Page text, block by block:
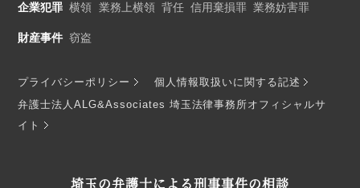
企業犯罪 横領 業務上横領 背任 信用棄損罪 業務妨害罪
財産事件 窃盗
プライバシーポリシー
個人情報取扱いに関する記述
弁護士法人ALG&Associates 埼玉法律事務所オフィシャルサ
イト
埼玉の弁護士による刑事事件の相談